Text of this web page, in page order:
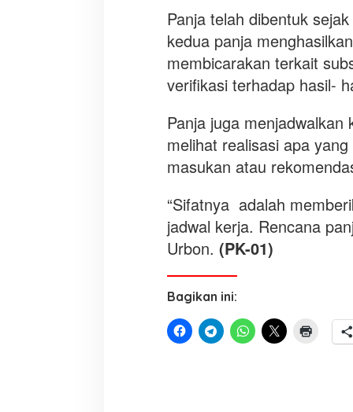
Panja telah dibentuk
kedua panja
membicarakan terkait
verifikasi terhadap hasil-
Panja juga
melihat realisasi apa
masukan atau
“Sifatnya adalah
jadwal kerja. Rencana
Urbon. (PK-01)
Bagikan ini: